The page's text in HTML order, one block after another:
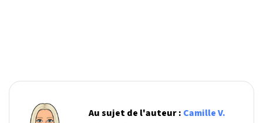
Au sujet de l'auteur : Camille V.